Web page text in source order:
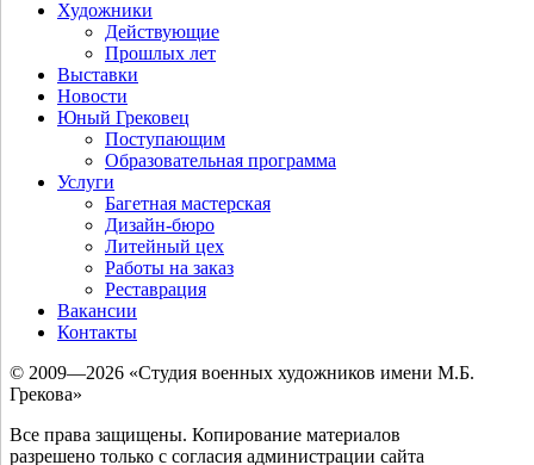
Художники
Действующие
Прошлых лет
Выставки
Новости
Юный Грековец
Поступающим
Образовательная программа
Услуги
Багетная мастерская
Дизайн-бюро
Литейный цех
Работы на заказ
Реставрация
Вакансии
Контакты
© 2009—2026 «Студия военных художников имени М.Б.
Грекова»
Все права защищены. Копирование материалов
разрешено только с согласия администрации сайта